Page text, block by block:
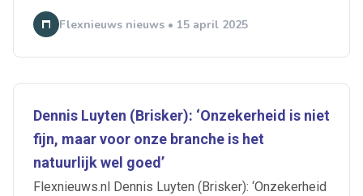
Flexnieuws nieuws • 15 april 2025
Dennis Luyten (Brisker): ‘Onzekerheid is niet
fijn, maar voor onze branche is het
natuurlijk wel goed’
Flexnieuws.nl Dennis Luyten (Brisker): ‘Onzekerheid
Ontvang vacatures direct in
je mailbox